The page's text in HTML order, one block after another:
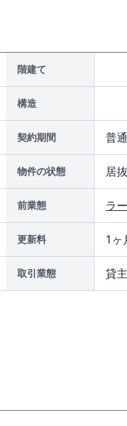
階建て
構造
契約期間 普
物件の状態 居
前業態 ラ
更新料 1ヶ
取引業態 貸主